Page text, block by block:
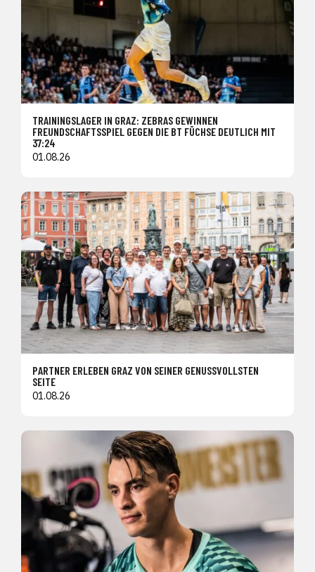
TRAININGSLAGER IN GRAZ: ZEBRAS GEWINNEN
FREUNDSCHAFTSSPIEL GEGEN DIE BT FÜCHSE DEUTLICH MIT
37:24
01.08.26
PARTNER ERLEBEN GRAZ VON SEINER GENUSSVOLLSTEN
SEITE
01.08.26